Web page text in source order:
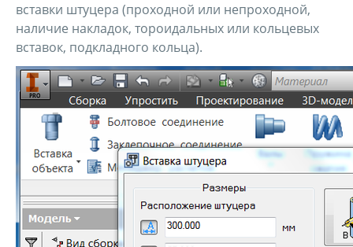
вставки штуцера (проходной или непроходной,
наличие накладок, тороидальных или кольцевых
вставок, подкладного кольца).